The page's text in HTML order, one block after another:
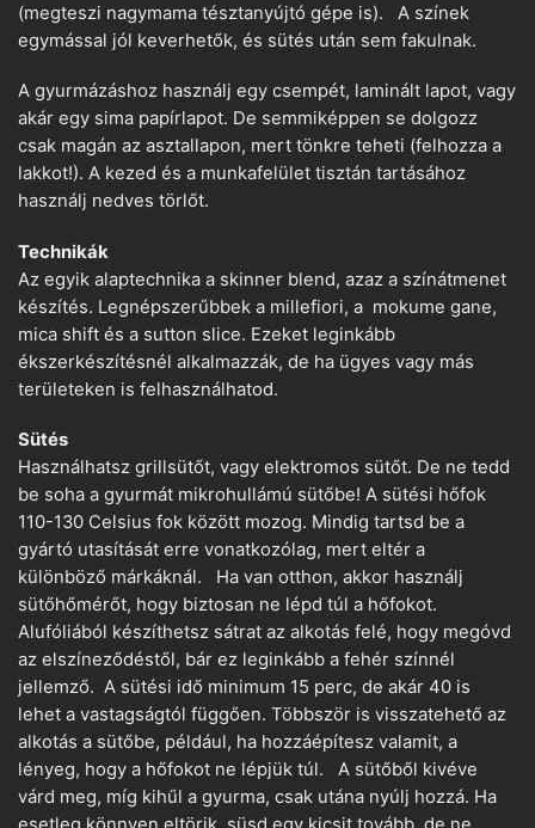
(megteszi nagymama tésztanyújtó gépe is). A színek
egymással jól keverhetők, és sütés után sem fakulnak.
A gyurmázáshoz használj egy csempét, laminált lapot, vagy
akár egy sima papírlapot. De semmiképpen se dolgozz
csak magán az asztallapon, mert tönkre teheti (felhozza a
lakkot!). A kezed és a munkafelület tisztán tartásához
használj nedves törlőt.
Technikák
Az egyik alaptechnika a skinner blend, azaz a színátmenet
készítés. Legnépszerűbbek a millefiori, a mokume gane,
mica shift és a sutton slice. Ezeket leginkább
ékszerkészítésnél alkalmazzák, de ha ügyes vagy más
területeken is felhasználhatod.
Sütés
Használhatsz grillsütőt, vagy elektromos sütőt. De ne tedd
be soha a gyurmát mikrohullámú sütőbe! A sütési hőfok
110-130 Celsius fok között mozog. Mindig tartsd be a
gyártó utasítását erre vonatkozólag, mert eltér a
különböző márkáknál. Ha van otthon, akkor használj
sütőhőmérőt, hogy biztosan ne lépd túl a hőfokot.
Alufóliából készíthetsz sátrat az alkotás felé, hogy megóvd
az elszíneződéstől, bár ez leginkább a fehér színnél
jellemző. A sütési idő minimum 15 perc, de akár 40 is
lehet a vastagságtól függően. Többször is visszatehető az
alkotás a sütőbe, például, ha hozzáépítesz valamit, a
lényeg, hogy a hőfokot ne lépjük túl. A sütőből kivéve
várd meg, míg kihűl a gyurma, csak utána nyúlj hozzá. Ha